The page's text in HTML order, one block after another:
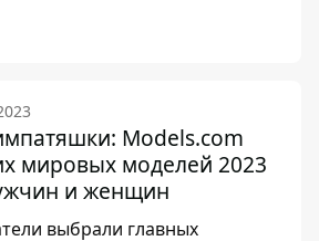
Models.com
мировых моделей 2023
и женщин
выбрали главных